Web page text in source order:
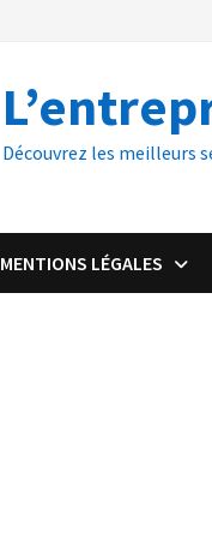
Découvrez les meilleurs
MENTIONS LÉGALES